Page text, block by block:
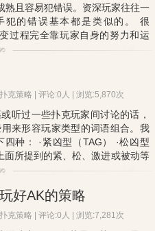
熟且容易犯错误。资深玩家往往一
犯的错误基本都是类似的。 很
过程完全靠玩家自身的努力和运
要摆正自己的心态，既然选择...
扑克策略 | 评论:0人 | 浏览:5,870次
听过一些扑克玩家间讨论的话，
来形容玩家类型的词语组合。我
种： ·紧凶型（TAG） ·松凶型
面所提到的紧、松、激进或被动等
？哪种风格...
好AK的策略
扑克策略 | 评论:0人 | 浏览:7,281次